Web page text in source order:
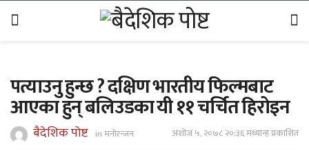
पत्याउनु हुन्छ ? दक्षिण भारतीय फिल्मबाट
आएका हुन् बलिउडका यी ११ चर्चित हिरोइन
बैदेशिक पोष्ट inमनोरन्जन अशोज ५, २०७८ २०;३६ मध्यान्ह प्रकाशित